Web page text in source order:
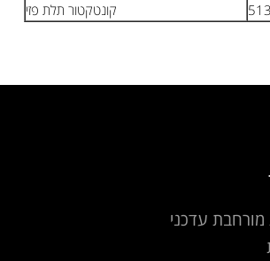
קונטקטור תלת פזי
מורחבת עדכני